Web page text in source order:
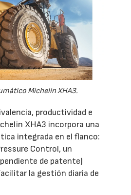
Michelin XHA3.
productividad e
XHA3 incorpora una
integrada en el flanco:
Control, un
de patente)
la gestión diaria de